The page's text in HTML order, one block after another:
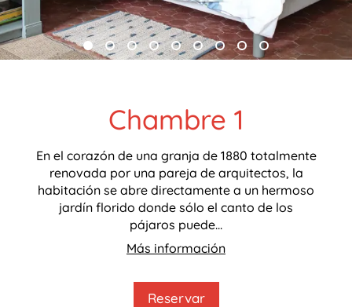
Chambre 1
En el corazón de una granja de 1880 totalmente
renovada por una pareja de arquitectos, la
habitación se abre directamente a un hermoso
jardín florido donde sólo el canto de los
pájaros puede...
Más información
Reservar